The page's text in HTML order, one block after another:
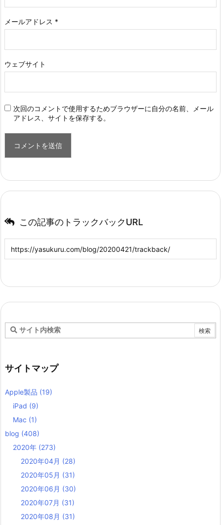
メールアドレス *
ウェブサイト
次回のコメントで使用するためブラウザーに自分の名前、メール
アドレス、サイトを保存する。
この記事のトラックバックURL
サイトマップ
Apple製品 (19)
iPad (9)
Mac (1)
blog (408)
2020年 (273)
2020年04月 (28)
2020年05月 (31)
2020年06月 (30)
2020年07月 (31)
2020年08月 (31)